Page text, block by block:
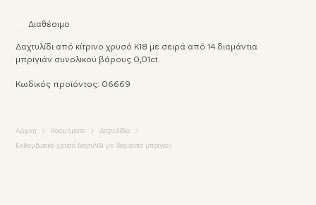
Διαθέσιμο
Δαχτυλίδι από κίτρινο χρυσό Κ18 με σειρά από 14 διαμάντια
μπριγιάν συνολικού βάρους 0,01ct.
Κωδικός προϊόντος: 06669
Αρχική Κοσμήματα Δαχτυλίδια
Εκθαμβωτικό χρυσό δαχτυλίδι με διαμάντια μπριγιάν